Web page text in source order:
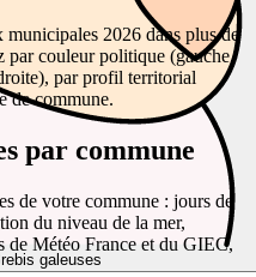
galeuses
municipales 2026 dans plus de
par couleur politique (gauche,
par profil territorial
de commune.
par commune
de votre commune : jours de
du niveau de la mer,
de Météo France et du GIEC,